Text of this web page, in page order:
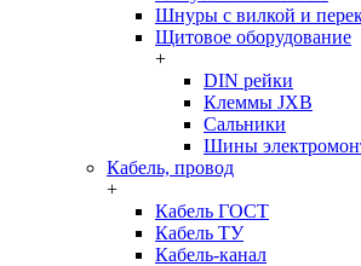
Шнуры с вилкой и
Щитовое оборудование
+
DIN рейки
Клеммы JXB
Сальники
Шины
Кабель, провод
+
Кабель ГОСТ
Кабель ТУ
Кабель-канал